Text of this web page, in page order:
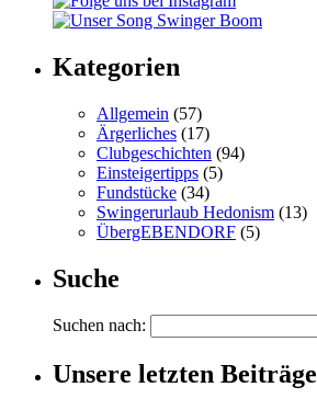
Kategorien
Allgemein (57)
Ärgerliches (17)
Clubgeschichten (94)
Einsteigertipps (5)
Fundstücke (34)
Swingerurlaub Hedonism (13)
ÜbergEBENDORF (5)
Suche
Suchen nach:
Unsere letzten Beiträge